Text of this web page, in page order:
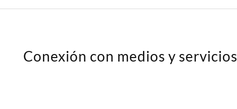
Conexión con medios y servicios